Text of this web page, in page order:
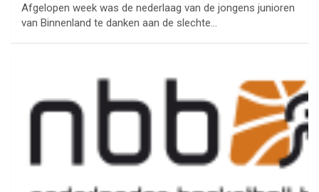
Afgelopen week was de nederlaag van de jongens junioren
van Binnenland te danken aan de slechte…